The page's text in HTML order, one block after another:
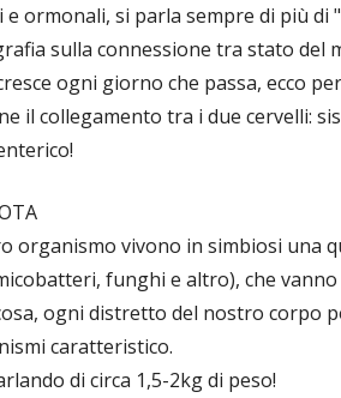
e ormonali, si parla sempre di più
sulla connessione tra stato del
ogni giorno che passa, ecco
il collegamento tra i due cervelli:
organismo vivono in simbiosi una
funghi e altro), che
ogni distretto del nostro corpo
caratteristico.
di circa 1,5-2kg di peso!